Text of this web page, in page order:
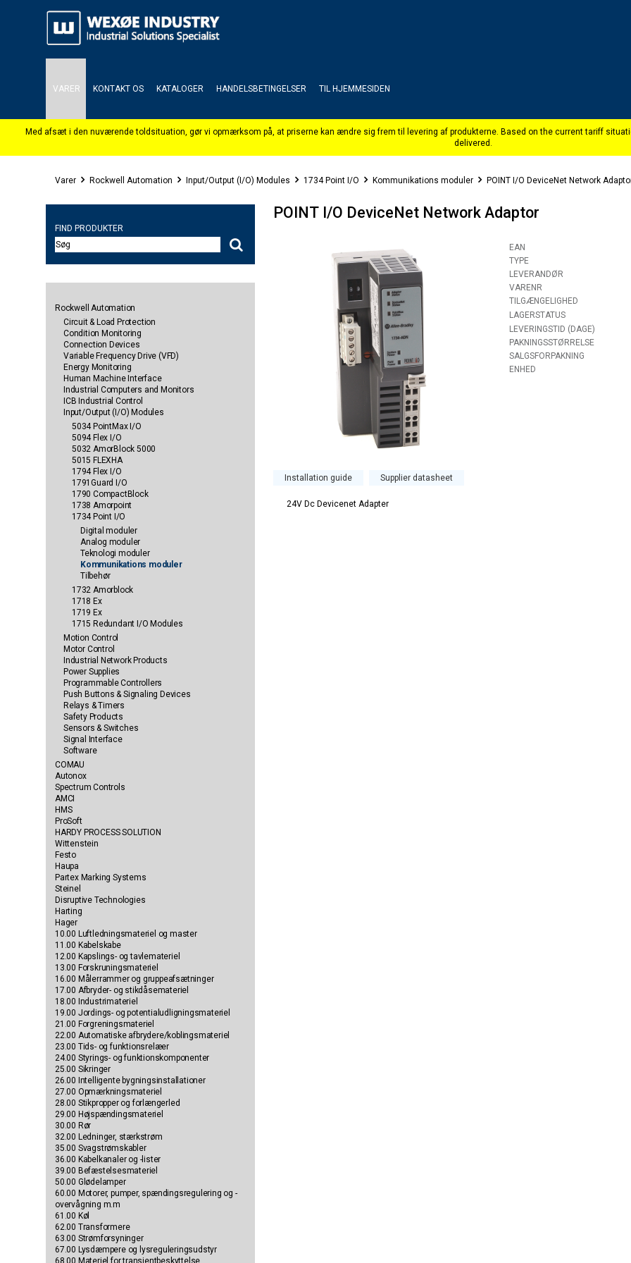
VARER KONTAKT OS KATALOGER HANDELSBETINGELSER TIL HJEMMESIDEN
Varer Rockwell Automation Input/Output (I/O) Modules 1734 Point I/O Kommunikations moduler POINT I/O DeviceNet Network
FIND PRODUKTER
Rockwell Automation
Circuit & Load Protection
Condition Monitoring
Connection Devices
Variable Frequency Drive (VFD)
Energy Monitoring
Human Machine Interface
Industrial Computers and Monitors
ICB Industrial Control
Input/Output (I/O) Modules
5034 PointMax I/O
5094 Flex I/O
5032 AmorBlock 5000
5015 FLEXHA
1794 Flex I/O
1791Guard I/O
1790 CompactBlock
1738 Amorpoint
1734 Point I/O
Digital moduler
Analog moduler
Teknologi moduler
Kommunikations moduler
Tilbehør
1732 Amorblock
1718 Ex
1719 Ex
1715 Redundant I/O Modules
Motion Control
Motor Control
Industrial Network Products
Power Supplies
Programmable Controllers
Push Buttons & Signaling Devices
Relays & Timers
Safety Products
Sensors & Switches
Signal Interface
Software
COMAU
Autonox
Spectrum Controls
AMCI
HMS
ProSoft
HARDY PROCESS SOLUTION
Wittenstein
Festo
Haupa
Partex Marking Systems
Steinel
Disruptive Technologies
Harting
Hager
10.00 Luftledningsmateriel og master
11.00 Kabelskabe
12.00 Kapslings- og tavlemateriel
13.00 Forskruningsmateriel
16.00 Målerrammer og gruppeafsætninger
17.00 Afbryder- og stikdåsemateriel
18.00 Industrimateriel
19.00 Jordings- og potentialudligningsmateriel
21.00 Forgreningsmateriel
22.00 Automatiske afbrydere/koblingsmateriel
23.00 Tids- og funktionsrelæer
24.00 Styrings- og funktionskomponenter
25.00 Sikringer
26.00 Intelligente bygningsinstallationer
27.00 Opmærkningsmateriel
28.00 Stikpropper og forlængerled
29.00 Højspændingsmateriel
30.00 Rør
32.00 Ledninger, stærkstrøm
35.00 Svagstrømskabler
36.00 Kabelkanaler og -lister
39.00 Befæstelsesmateriel
50.00 Glødelamper
60.00 Motorer, pumper, spændingsregulering og -
overvågning m.m
61.00 Køl
62.00 Transformere
63.00 Strømforsyninger
67.00 Lysdæmpere og lysreguleringsudstyr
POINT I/O DeviceNet Network Adaptor
EAN
TYPE
LEVERANDØR
VARENR
TILGÆNGELIGHED
LAGERSTATUS
LEVERINGSTID (DAGE)
PAKNINGSSTØRRELSE
SALGSFORPAKNING
ENHED
Installation guide Supplier datasheet
24V Dc Devicenet Adapter